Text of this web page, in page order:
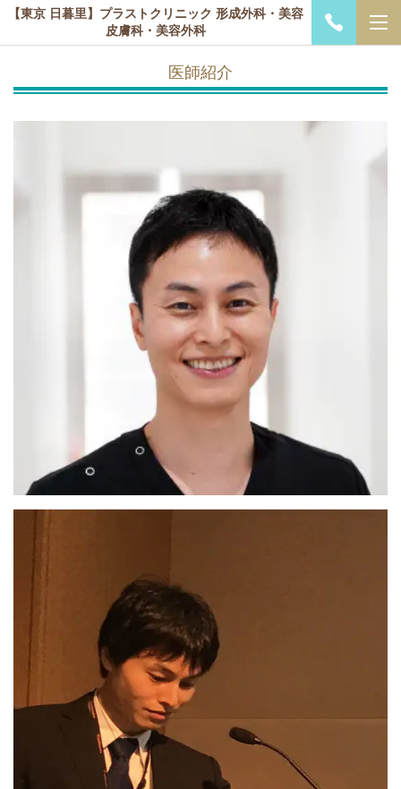
【東京 日暮里】プラストクリニック 形成外科・美容
皮膚科・美容外科
医師紹介